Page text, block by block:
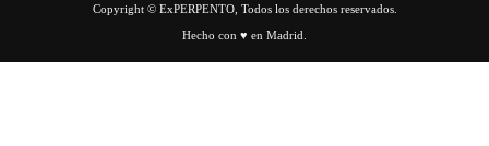
Copyright © ExPERPENTO, Todos los derechos reservados.
Hecho con ♥ en Madrid.